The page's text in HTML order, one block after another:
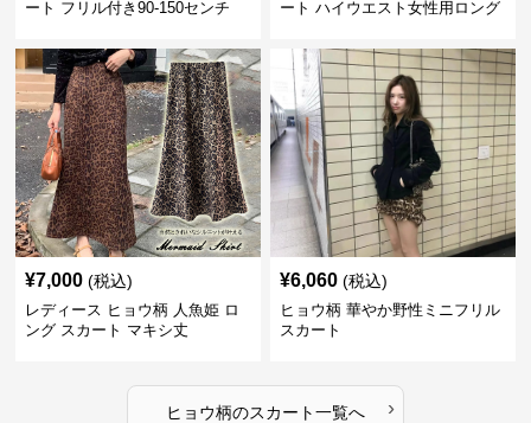
ート フリル付き90-150センチ
ート ハイウエスト女性用ロング
¥7,000 (税込)
レディース ヒョウ柄 人魚姫 ロ
ング スカート マキシ丈
¥6,060 (税込)
ヒョウ柄 華やか野性ミニフリル
スカート
ヒョウ柄のスカート一覧へ ›